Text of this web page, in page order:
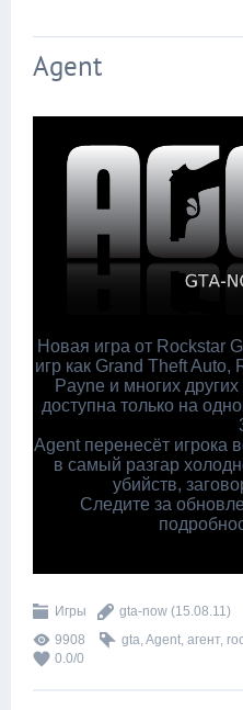
Agent
Новая игра от Rockstar
игр как Grand Theft
Payne и многих
доступна только на
Agent перенесёт игрока
в самый разгар
убийств,
Следите за
Игры gta-now (15.08.11)
9908
gta,Agent, агент,
0.0/0